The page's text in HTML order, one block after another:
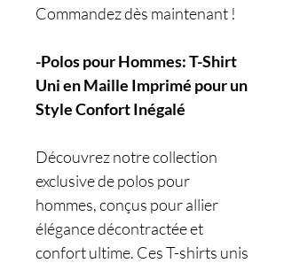
Commandez dès maintenant !
-Polos pour Hommes: T-Shirt
Uni en Maille Imprimé pour un
Style Confort Inégalé
Découvrez notre collection
exclusive de polos pour
hommes, conçus pour allier
élégance décontractée et
confort ultime. Ces T-shirts unis